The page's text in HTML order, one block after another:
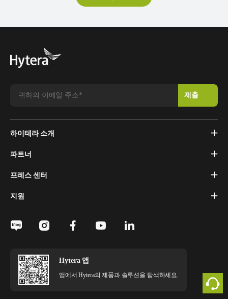
하이테라 소개
파트너
프레스 센터
지원
Hytera 앱
앱에서 Hytera의 제품과 솔루션을 탐색하세요.